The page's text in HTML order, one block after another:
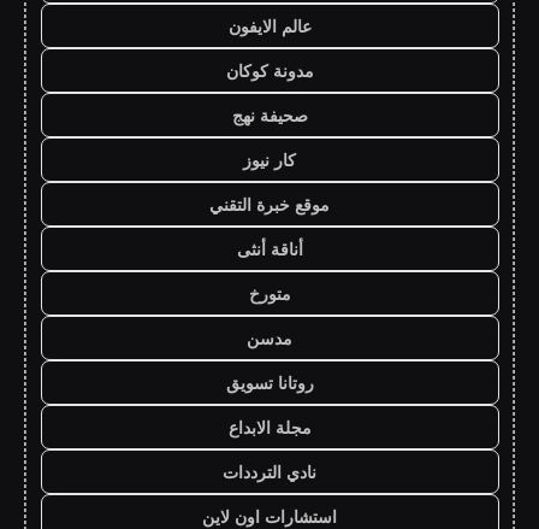
عالم الايفون
مدونة كوكان
صحيفة نهج
كار نيوز
موقع خبرة التقني
أناقة أنثى
متورخ
مدسن
روتانا تسويق
مجلة الابداع
نادي الترددات
استشارات اون لاين